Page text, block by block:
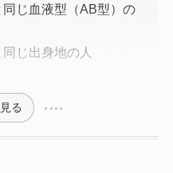
じ血液型（AB型）の
じ出身地の人
る